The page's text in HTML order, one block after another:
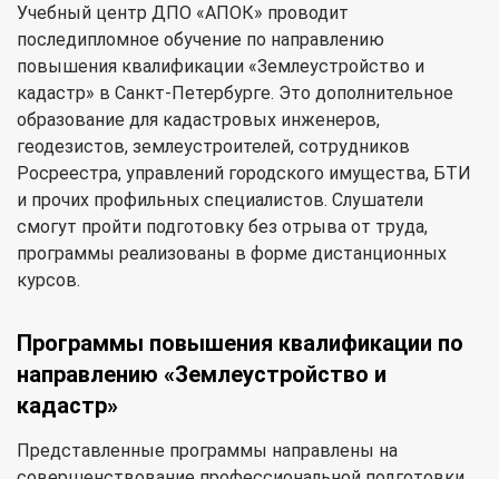
Учебный центр ДПО «АПОК» проводит
последипломное обучение по направлению
повышения квалификации «Землеустройство и
кадастр» в Санкт-Петербурге. Это дополнительное
образование для кадастровых инженеров,
геодезистов, землеустроителей, сотрудников
Росреестра, управлений городского имущества, БТИ
и прочих профильных специалистов. Слушатели
смогут пройти подготовку без отрыва от труда,
программы реализованы в форме дистанционных
курсов.
Программы повышения квалификации по
направлению «Землеустройство и
кадастр»
Представленные программы направлены на